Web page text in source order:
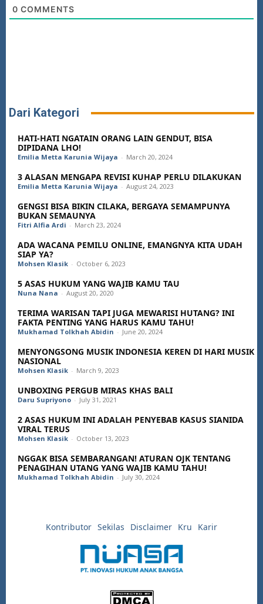
0 COMMENTS
Dari Kategori
HATI-HATI NGATAIN ORANG LAIN GENDUT, BISA
DIPIDANA LHO!
Emilia Metta Karunia Wijaya - March 20, 2024
3 ALASAN MENGAPA REVISI KUHAP PERLU DILAKUKAN
Emilia Metta Karunia Wijaya - August 24, 2023
GENGSI BISA BIKIN CILAKA, BERGAYA SEMAMPUNYA
BUKAN SEMAUNYA
Fitri Alfia Ardi - March 23, 2024
ADA WACANA PEMILU ONLINE, EMANGNYA KITA UDAH
SIAP YA?
Mohsen Klasik - October 6, 2023
5 ASAS HUKUM YANG WAJIB KAMU TAU
Nuna Nana - August 20, 2020
TERIMA WARISAN TAPI JUGA MEWARISI HUTANG? INI
FAKTA PENTING YANG HARUS KAMU TAHU!
Mukhamad Tolkhah Abidin - June 20, 2024
MENYONGSONG MUSIK INDONESIA KEREN DI HARI MUSIK
NASIONAL
Mohsen Klasik - March 9, 2023
UNBOXING PERGUB MIRAS KHAS BALI
Daru Supriyono - July 31, 2021
2 ASAS HUKUM INI ADALAH PENYEBAB KASUS SIANIDA
VIRAL TERUS
Mohsen Klasik - October 13, 2023
NGGAK BISA SEMBARANGAN! ATURAN OJK TENTANG
PENAGIHAN UTANG YANG WAJIB KAMU TAHU!
Mukhamad Tolkhah Abidin - July 30, 2024
Kontributor Sekilas Disclaimer Kru Karir